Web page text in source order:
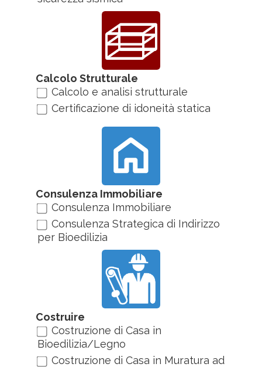
Calcolo Strutturale
Calcolo e analisi strutturale
Certificazione di idoneità statica
Consulenza Immobiliare
Consulenza Immobiliare
Consulenza Strategica di Indirizzo
per Bioedilizia
Costruire
Costruzione di Casa in
Bioedilizia/Legno
Costruzione di Casa in Muratura ad